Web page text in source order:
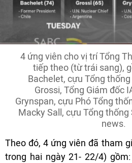
4 ứng viên cho vị trí Tổng
tiếp theo (từ trái sang),
Bachelet, cựu Tổng thống
Grossi, Tổng Giám đốc
Grynspan, cựu Phó Tổng
Macky Sall, cựu Tổng thống
news.
Theo đó, 4 ứng viên đã tham
trong hai ngày 21- 22/4)